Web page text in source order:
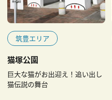
筑豊エリア
猫塚公園
巨大な猫がお出迎え！追い出し
猫伝説の舞台